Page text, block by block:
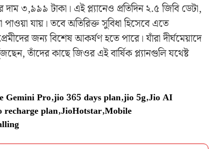
৩,৯৯৯ টাকা। এই প্ল্যানেও প্রতিদিন ২.৫ জিবি ডেটা,
যায়। তবে অতিরিক্ত সুবিধা হিসেবে এতে
জন্য বিশেষ আকর্ষণ হতে পারে। যাঁরা দীর্ঘমেয়াদে
তাঁদের কাছে জিওর এই বার্ষিক প্ল্যানগুলি যথেষ্ট
Gemini Pro,jio 365 days plan,jio 5g,Jio AI
recharge plan,JioHotstar,Mobile